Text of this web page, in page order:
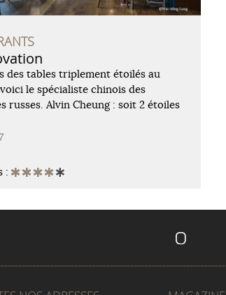
des tables triplement étoilés au
le spécialiste chinois des
russes. Alvin Cheung : soit 2 étoiles
: